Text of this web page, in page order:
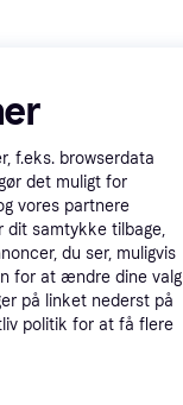
Promoveret
f.eks. browserdata
det muligt for
vores partnere
samtykke tilbage,
du ser, muligvis
for at ændre dine valg
på linket nederst på
politik for at få flere